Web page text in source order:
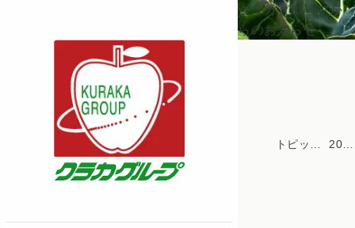
クラカグループか
らのお知らせ
トピックス一覧 2024年